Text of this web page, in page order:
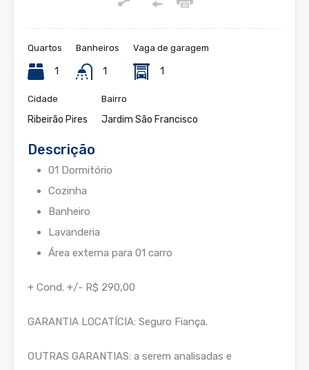
Quartos
1
Banheiros
1
Vaga de garagem
1
Cidade
Ribeirão Pires
Bairro
Jardim São Francisco
Descrição
01 Dormitório
Cozinha
Banheiro
Lavanderia
Área externa para 01 carro
+ Cond. +/- R$ 290,00
GARANTIA LOCATÍCIA: Seguro Fiança.
OUTRAS GARANTIAS: a serem analisadas e